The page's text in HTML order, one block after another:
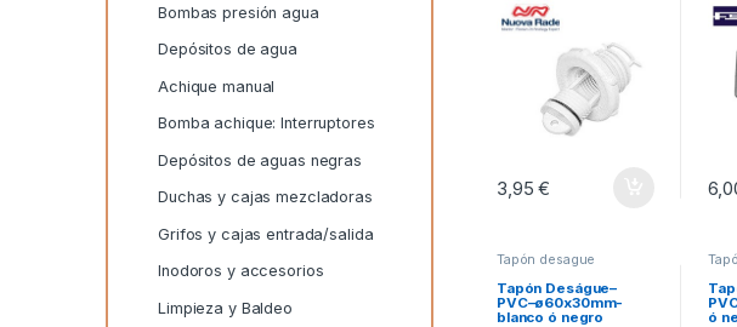
3,95€
Tapón desague
Tapón Deságue–
PVC–ø60x30mm-
blanco ó negro
ó
Bombas presión agua
Depósitos de agua
Achique manual
Bomba achique: Interruptores
Depósitos de aguas negras
Duchas y cajas mezcladoras
Grifos y cajas entrada/salida
Inodoros y accesorios
Limpieza y Baldeo